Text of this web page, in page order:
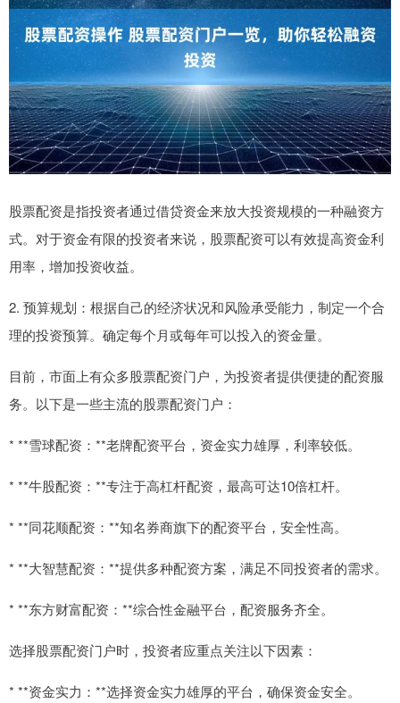
股票配资是指投资者通过借贷资金来放大投资规模的一种融资方
式。对于资金有限的投资者来说，股票配资可以有效提高资金利
用率，增加投资收益。
2. 预算规划：根据自己的经济状况和风险承受能力，制定一个合
理的投资预算。确定每个月或每年可以投入的资金量。
目前，市面上有众多股票配资门户，为投资者提供便捷的配资服
务。以下是一些主流的股票配资门户：
* **雪球配资：**老牌配资平台，资金实力雄厚，利率较低。
* **牛股配资：**专注于高杠杆配资，最高可达10倍杠杆。
* **同花顺配资：**知名券商旗下的配资平台，安全性高。
* **大智慧配资：**提供多种配资方案，满足不同投资者的需求。
* **东方财富配资：**综合性金融平台，配资服务齐全。
选择股票配资门户时，投资者应重点关注以下因素：
* **资金实力：**选择资金实力雄厚的平台，确保资金安全。